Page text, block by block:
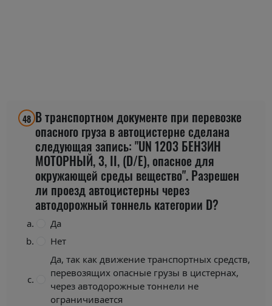
48 В транспортном документе при перевозке
опасного груза в автоцистерне сделана
следующая запись: "UN 1203 БЕНЗИН
МОТОРНЫЙ, 3, II, (D/E), опасное для
окружающей среды вещество". Разрешен
ли проезд автоцистерны через
автодорожный тоннель категории D?
Да
Нет
Да, так как движение транспортных средств,
перевозящих опасные грузы в цистернах,
через автодорожные тоннели не
ограничивается